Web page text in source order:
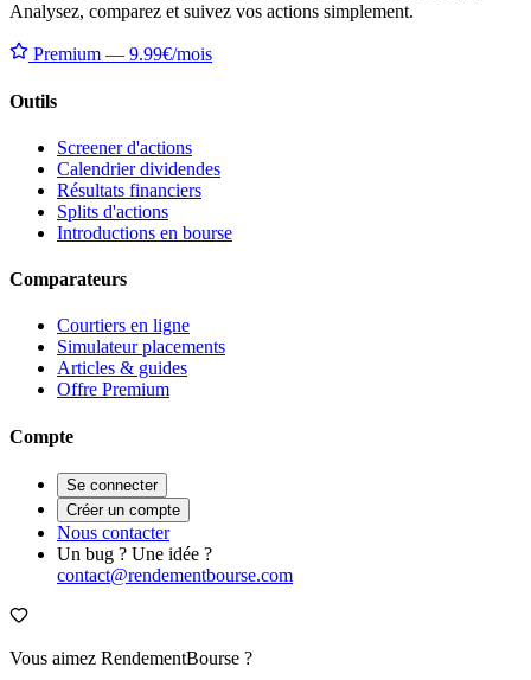
Analysez, comparez et suivez vos actions simplement.
Premium — 9.99€/mois
Outils
Screener d'actions
Calendrier dividendes
Résultats financiers
Splits d'actions
Introductions en bourse
Comparateurs
Courtiers en ligne
Simulateur placements
Articles & guides
Offre Premium
Compte
Se connecter
Créer un compte
Nous contacter
Un bug ? Une idée ?
contact@rendementbourse.com
Vous aimez RendementBourse ?